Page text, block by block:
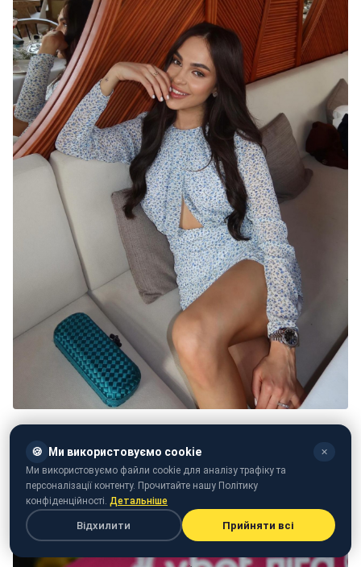
Хавбека "Динамо" вже кілька разів помічали компанії
молодої брюнетки. Чи дійсно вони разом - офіційного
підтвердження немає.
🍪 Ми використовуємо cookie ✕
Ми використовуємо файли cookie для аналізу трафіку та
персоналізації контенту. Прочитайте нашу Політику
конфіденційності. Детальніше
Відхилити Прийняти всі